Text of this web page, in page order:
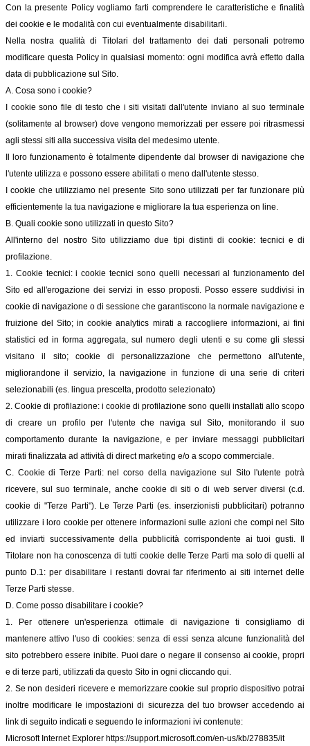
Con la presente Policy vogliamo farti comprendere le caratteristiche e finalità
dei cookie e le modalità con cui eventualmente disabilitarli.
Nella nostra qualità di Titolari del trattamento dei dati personali potremo
modificare questa Policy in qualsiasi momento: ogni modifica avrà effetto dalla
data di pubblicazione sul Sito.
A. Cosa sono i cookie?
I cookie sono file di testo che i siti visitati dall'utente inviano al suo terminale
(solitamente al browser) dove vengono memorizzati per essere poi ritrasmessi
agli stessi siti alla successiva visita del medesimo utente.
Il loro funzionamento è totalmente dipendente dal browser di navigazione che
l'utente utilizza e possono essere abilitati o meno dall'utente stesso.
I cookie che utilizziamo nel presente Sito sono utilizzati per far funzionare più
efficientemente la tua navigazione e migliorare la tua esperienza on line.
B. Quali cookie sono utilizzati in questo Sito?
All'interno del nostro Sito utilizziamo due tipi distinti di cookie: tecnici e di
profilazione.
1. Cookie tecnici: i cookie tecnici sono quelli necessari al funzionamento del
Sito ed all'erogazione dei servizi in esso proposti. Posso essere suddivisi in
cookie di navigazione o di sessione che garantiscono la normale navigazione e
fruizione del Sito; in cookie analytics mirati a raccogliere informazioni, ai fini
statistici ed in forma aggregata, sul numero degli utenti e su come gli stessi
visitano il sito; cookie di personalizzazione che permettono all'utente,
migliorandone il servizio, la navigazione in funzione di una serie di criteri
selezionabili (es. lingua prescelta, prodotto selezionato)
2. Cookie di profilazione: i cookie di profilazione sono quelli installati allo scopo
di creare un profilo per l'utente che naviga sul Sito, monitorando il suo
comportamento durante la navigazione, e per inviare messaggi pubblicitari
mirati finalizzata ad attività di direct marketing e/o a scopo commerciale.
C. Cookie di Terze Parti: nel corso della navigazione sul Sito l'utente potrà
ricevere, sul suo terminale, anche cookie di siti o di web server diversi (c.d.
cookie di "Terze Parti"). Le Terze Parti (es. inserzionisti pubblicitari) potranno
utilizzare i loro cookie per ottenere informazioni sulle azioni che compi nel Sito
ed inviarti successivamente della pubblicità corrispondente ai tuoi gusti. Il
Titolare non ha conoscenza di tutti cookie delle Terze Parti ma solo di quelli al
punto D.1: per disabilitare i restanti dovrai far riferimento ai siti internet delle
Terze Parti stesse.
D. Come posso disabilitare i cookie?
1. Per ottenere un'esperienza ottimale di navigazione ti consigliamo di
mantenere attivo l'uso di cookies: senza di essi senza alcune funzionalità del
sito potrebbero essere inibite. Puoi dare o negare il consenso ai cookie, propri
e di terze parti, utilizzati da questo Sito in ogni cliccando qui.
2. Se non desideri ricevere e memorizzare cookie sul proprio dispositivo potrai
inoltre modificare le impostazioni di sicurezza del tuo browser accedendo ai
link di seguito indicati e seguendo le informazioni ivi contenute:
Microsoft Internet Explorer https://support.microsoft.com/en-us/kb/278835/it